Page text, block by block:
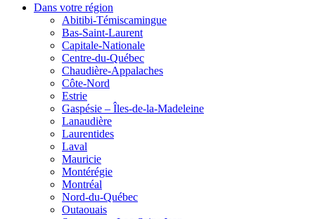
Dans votre région
Abitibi-Témiscamingue
Bas-Saint-Laurent
Capitale-Nationale
Centre-du-Québec
Chaudière-Appalaches
Côte-Nord
Estrie
Gaspésie – Îles-de-la-Madeleine
Lanaudière
Laurentides
Laval
Mauricie
Montérégie
Montréal
Nord-du-Québec
Outaouais